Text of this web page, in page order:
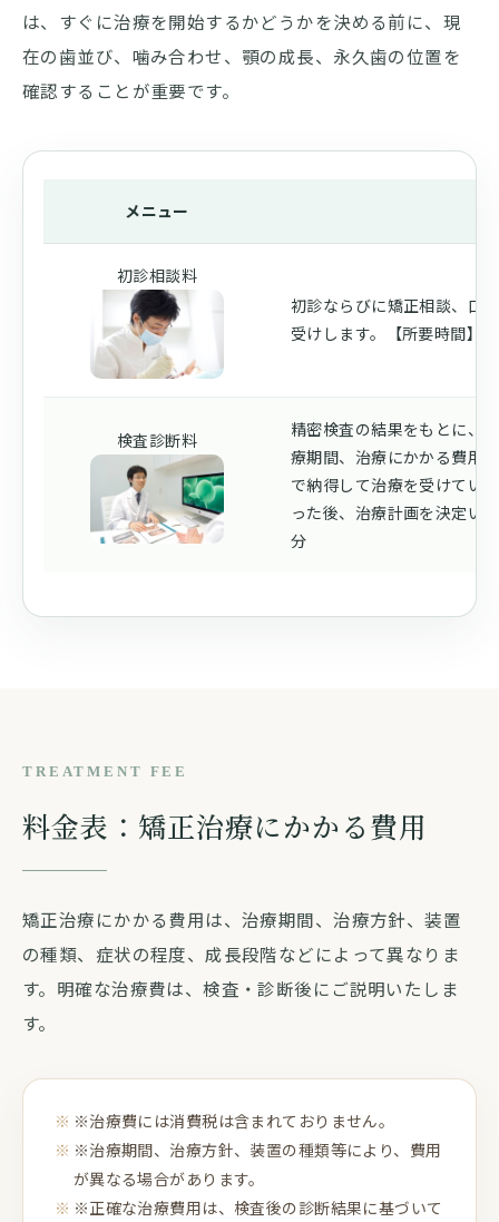
は、すぐに治療を開始するかどうかを決める前に、現
在の歯並び、噛み合わせ、顎の成長、永久歯の位置を
確認することが重要です。
メニュー
初診相談料
初診ならびに矯正相談、口
受けします。【所要時間】
検査診断料
精密検査の結果をもとに、
療期間、治療にかかる費用
で納得して治療を受けてい
った後、治療計画を決定い
分
TREATMENT FEE
料金表：矯正治療にかかる費用
矯正治療にかかる費用は、治療期間、治療方針、装置
の種類、症状の程度、成長段階などによって異なりま
す。明確な治療費は、検査・診断後にご説明いたしま
す。
※治療費には消費税は含まれておりません。
※治療期間、治療方針、装置の種類等により、費用
が異なる場合があります。
※正確な治療費用は、検査後の診断結果に基づいて